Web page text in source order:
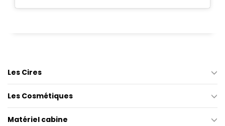
Les Cires
Les Cosmétiques
Matériel cabine